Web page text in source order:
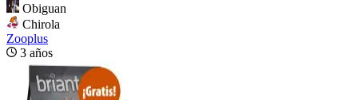
Obiguan
Chirola
Zooplus
3 años